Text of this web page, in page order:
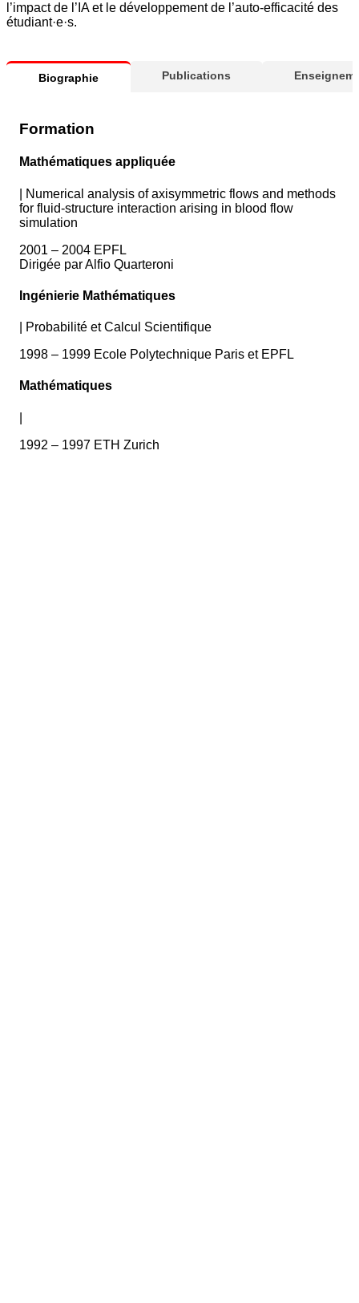
l’impact de l’IA et le développement de l’auto-efficacité des
étudiant·e·s.
Biographie Publications
Formation
Mathématiques appliquée
Numerical analysis of axisymmetric flows and methods
for fluid-structure interaction arising in blood flow
simulation
2001 – 2004 EPFL
Dirigée par Alfio Quarteroni
Ingénierie Mathématiques
Probabilité et Calcul Scientifique
1998 – 1999 Ecole Polytechnique Paris et EPFL
Mathématiques
1992 – 1997 ETH Zurich